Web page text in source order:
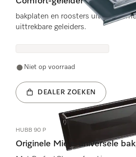
bakplaten en roosters uitnemen
uittrekbare geleiders.
Niet op voorraad
DEALER ZOEKEN
HUBB 90 P
Originele Miele-universele